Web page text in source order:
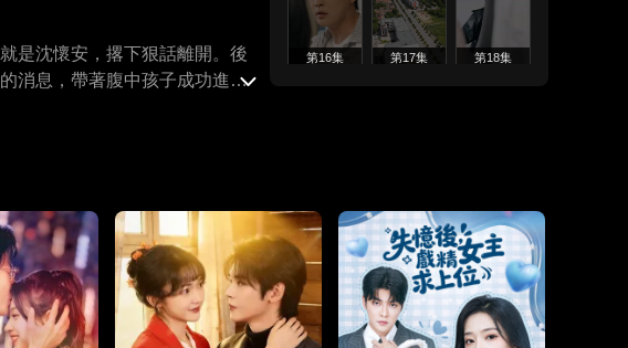
是沈懷安，撂下狠話離開。後
消息，帶著腹中孩子成功進入
第16集 第17集 第18集
第22集 第23集 第24集